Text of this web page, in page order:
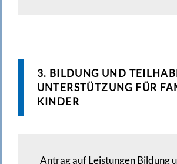
3. BILDUNG UND
UNTERSTÜTZUNG FÜR
KINDER
Antrag auf Leistungen Bildung